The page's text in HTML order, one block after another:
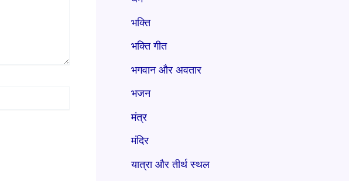
भक्ति
भक्ति गीत
भगवान और अवतार
भजन
मंत्र
मंदिर
यात्रा और तीर्थ स्थल